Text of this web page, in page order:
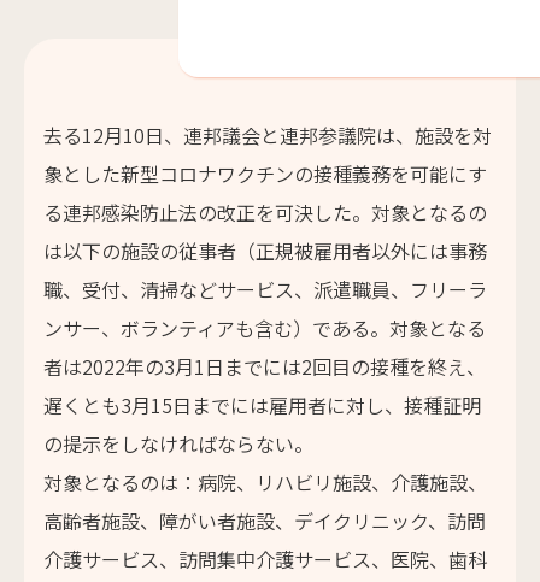
去る12月10日、連邦議会と連邦参議院は、施設を対
象とした新型コロナワクチンの接種義務を可能にす
る連邦感染防止法の改正を可決した。対象となるの
は以下の施設の従事者（正規被雇用者以外には事務
職、受付、清掃などサービス、派遣職員、フリーラ
ンサー、ボランティアも含む）である。対象となる
者は2022年の3月1日までには2回目の接種を終え、
遅くとも3月15日までには雇用者に対し、接種証明
の提示をしなければならない。
対象となるのは：病院、リハビリ施設、介護施設、
高齢者施設、障がい者施設、デイクリニック、訪問
介護サービス、訪問集中介護サービス、医院、歯科